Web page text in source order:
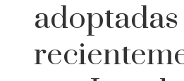
adoptadas